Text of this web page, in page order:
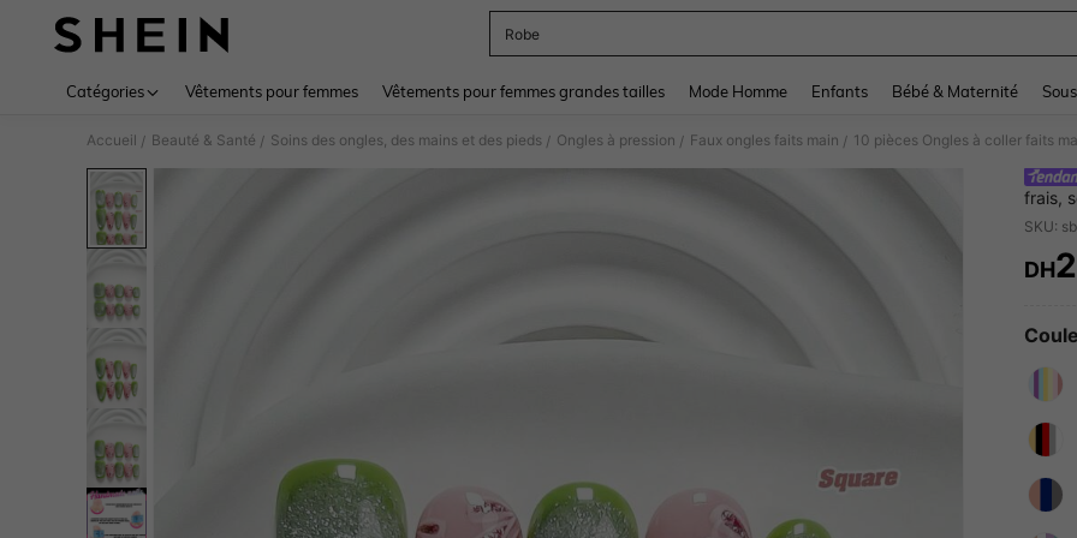
Robe
Catégories Vêtements pour femmes Vêtements pour femmes grandes tailles Mode Homme Enfants Bébé & Maternité
Accueil / Beauté & Santé / Soins des ongles, des mains et des pieds / Ongles à pression / Faux ongles faits main /
frais,
de
style
pour
DH